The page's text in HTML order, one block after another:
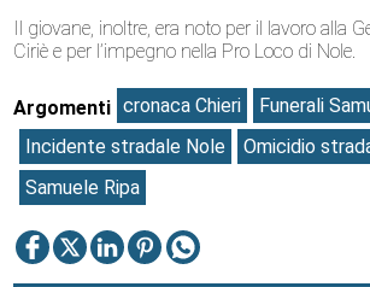
Il giovane, inoltre, era noto per il lavoro alla
Ciriè e per l’impegno nella Pro Loco di Nole.
Argomenti cronaca Chieri
Funerali
Incidente stradale Nole
Omicidio
Samuele Ripa